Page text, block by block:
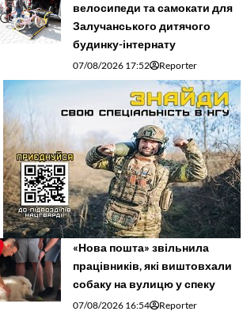
велосипеди та самокати для
Залучанського дитячого
будинку-інтернату
07/08/2026 17:52 Reporter
«Нова пошта» звільнила
працівників, які виштовхали
собаку на вулицю у спеку
07/08/2026 16:54 Reporter